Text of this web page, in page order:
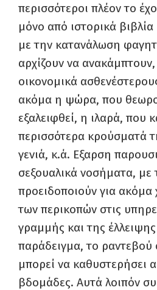
περισσότεροι πλέον το
μόνο από ιστορικά
με την κατανάλωση
αρχίζουν να ανακάμπτουν,
οικονομικά
ακόμα η ψώρα, που
εξαλειφθεί, η ιλαρά, που
περισσότερα κρούσματά
γενιά, κ.ά. Εξαρση
σεξουαλικά νοσήματα, με
προειδοποιούν για ακόμα
των περικοπών στις
γραμμής και της
παράδειγμα, το ραντεβού
μπορεί να καθυστερήσει
βδομάδες. Αυτά λοιπόν